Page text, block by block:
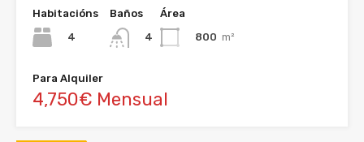
Habitacións
4
Baños
4
Área
800 m²
Para Alquiler
4,750€ Mensual